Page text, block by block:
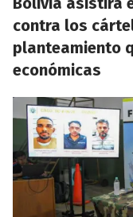
contra los
planteamiento
económicas